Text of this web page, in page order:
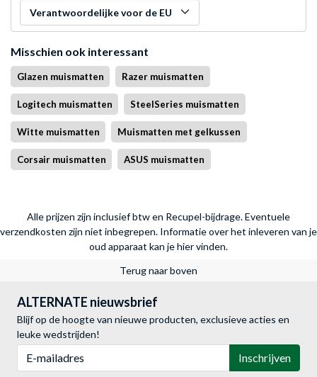
Verantwoordelijke voor de EU
Misschien ook interessant
Glazen muismatten Razer muismatten
Logitech muismatten SteelSeries muismatten
Witte muismatten Muismatten met gelkussen
Corsair muismatten ASUS muismatten
Alle prijzen zijn inclusief btw en Recupel-bijdrage. Eventuele
verzendkosten zijn niet inbegrepen. Informatie over het inleveren van je
oud apparaat kan je hier vinden.
Terug naar boven
ALTERNATE nieuwsbrief
Blijf op de hoogte van nieuwe producten, exclusieve acties en
leuke wedstrijden!
Inschrijven